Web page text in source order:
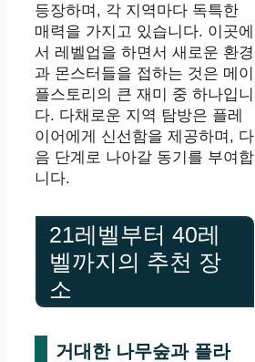
등장하며, 각 지역마다 독특한
매력을 가지고 있습니다. 이곳에
서 레벨업을 하면서 새로운 환경
과 몬스터들을 접하는 것은 메이
플스토리의 큰 재미 중 하나입니
다. 다채로운 지역 탐방은 플레
이어에게 신선함을 제공하며, 다
음 단계로 나아갈 동기를 부여합
니다.
21레벨부터 40레
벨까지의 추천 장
소
거대한 나무숲과 플라